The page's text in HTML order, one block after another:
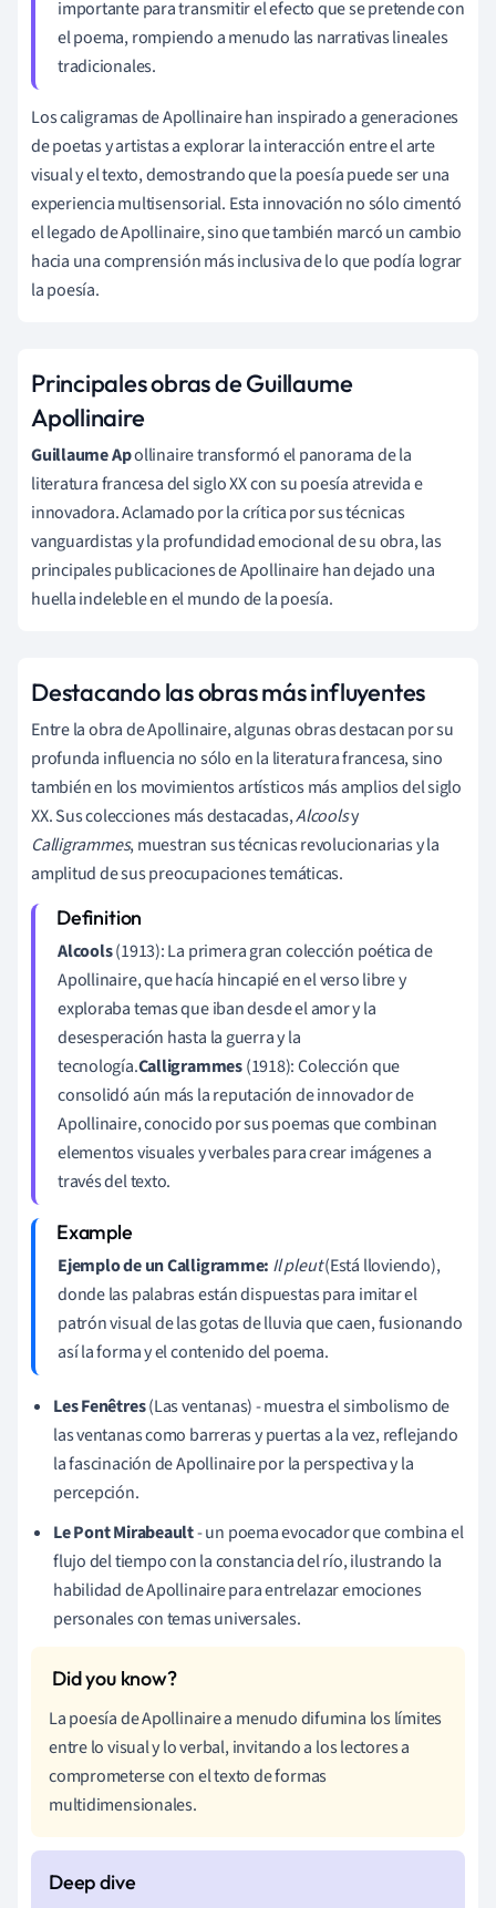
importante para transmitir el efecto que se pretende con
el poema, rompiendo a menudo las narrativas lineales
tradicionales.
Los caligramas de Apollinaire han inspirado a generaciones
de poetas y artistas a explorar la interacción entre el arte
visual y el texto, demostrando que la poesía puede ser una
experiencia multisensorial. Esta innovación no sólo cimentó
el legado de Apollinaire, sino que también marcó un cambio
hacia una comprensión más inclusiva de lo que podía lograr
la poesía.
Principales obras de Guillaume
Apollinaire
Guillaume Apollinaire transformó el panorama de la
literatura francesa del siglo XX con su poesía atrevida e
innovadora. Aclamado por la crítica por sus técnicas
vanguardistas y la profundidad emocional de su obra, las
principales publicaciones de Apollinaire han dejado una
huella indeleble en el mundo de la poesía.
Destacando las obras más influyentes
Entre la obra de Apollinaire, algunas obras destacan por su
profunda influencia no sólo en la literatura francesa, sino
también en los movimientos artísticos más amplios del siglo
XX. Sus colecciones más destacadas,Alcoolsy
Calligrammes, muestran sus técnicas revolucionarias y la
amplitud de sus preocupaciones temáticas.
Alcools(1913): La primera gran colección poética de
Apollinaire, que hacía hincapié en el verso libre y
exploraba temas que iban desde el amor y la
desesperación hasta la guerra y la
tecnología.Calligrammes(1918): Colección que
consolidó aún más la reputación de innovador de
Apollinaire, conocido por sus poemas que combinan
elementos visuales y verbales para crear imágenes a
través del texto.
Ejemplo de un Calligramme: Il pleut(Está lloviendo),
donde las palabras están dispuestas para imitar el
patrón visual de las gotas de lluvia que caen, fusionando
así la forma y el contenido del poema.
Les Fenêtres(Las ventanas) - muestra el simbolismo de
las ventanas como barreras y puertas a la vez, reflejando
la fascinación de Apollinaire por la perspectiva y la
percepción.
Le Pont Mirabeault- un poema evocador que combina el
flujo del tiempo con la constancia del río, ilustrando la
habilidad de Apollinaire para entrelazar emociones
personales con temas universales.
La poesía de Apollinaire a menudo difumina los límites
entre lo visual y lo verbal, invitando a los lectores a
comprometerse con el texto de formas
multidimensionales.